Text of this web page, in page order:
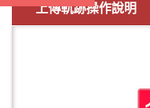
上傳軌跡操作說明